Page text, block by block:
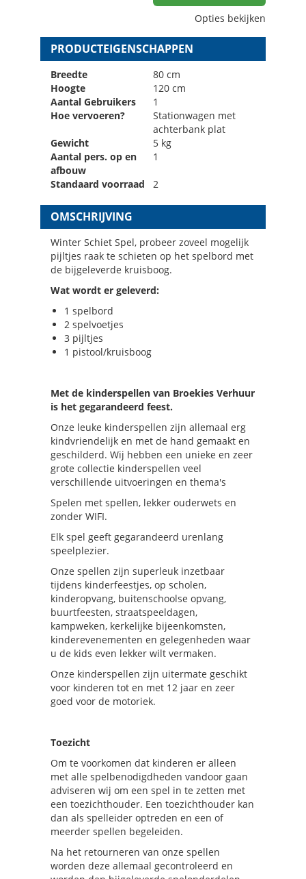
Opties bekijken
PRODUCTEIGENSCHAPPEN
Breedte
80 cm
Hoogte
120 cm
Aantal Gebruikers
1
Hoe vervoeren?
Stationwagen met
achterbank plat
Gewicht
5 kg
Aantal pers. op en
afbouw
1
Standaard voorraad 2
OMSCHRIJVING
Winter Schiet Spel, probeer zoveel mogelijk
pijltjes raak te schieten op het spelbord met
de bijgeleverde kruisboog.
Wat wordt er geleverd:
1 spelbord
2 spelvoetjes
3 pijltjes
1 pistool/kruisboog
Met de kinderspellen van Broekies Verhuur
is het gegarandeerd feest.
Onze leuke kinderspellen zijn allemaal erg
kindvriendelijk en met de hand gemaakt en
geschilderd. Wij hebben een unieke en zeer
grote collectie kinderspellen veel
verschillende uitvoeringen en thema's
Spelen met spellen, lekker ouderwets en
zonder WIFI.
Elk spel geeft gegarandeerd urenlang
speelplezier.
Onze spellen zijn superleuk inzetbaar
tijdens kinderfeestjes, op scholen,
kinderopvang, buitenschoolse opvang,
buurtfeesten, straatspeeldagen,
kampweken, kerkelijke bijeenkomsten,
kinderevenementen en gelegenheden waar
u de kids even lekker wilt vermaken.
Onze kinderspellen zijn uitermate geschikt
voor kinderen tot en met 12 jaar en zeer
goed voor de motoriek.
Toezicht
Om te voorkomen dat kinderen er alleen
met alle spelbenodigdheden vandoor gaan
adviseren wij om een spel in te zetten met
een toezichthouder. Een toezichthouder kan
dan als spelleider optreden en een of
meerder spellen begeleiden.
Na het retourneren van onze spellen
worden deze allemaal gecontroleerd en